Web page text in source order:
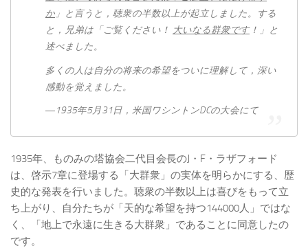
か 」と言うと，聴衆の半数以上が起立しました。する
と，兄弟は「ご覧ください！ 大いなる群衆です！」と
述べました。
多くの人は自分の将来の希望をついに理解して，深い
感動を覚えました。
―1935年5月31日，米国ワシントンDCの大会にて
1935年、ものみの塔協会二代目会長のJ・F・ラザフォード
は、啓示7章に登場する「大群衆」の実体を明らかにする、歴
史的な発表を行いました。聴衆の半数以上は喜びをもって立
ち上がり、自分たちが「天的な希望を持つ144000人」ではな
く、「地上で永遠に生きる大群衆」であることに同意したの
です。